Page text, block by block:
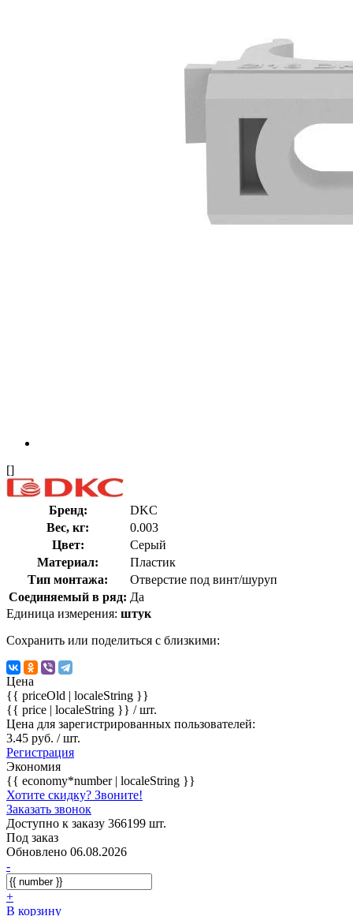
[]
Бренд:
DKC
Вес, кг:
0.003
Цвет:
Серый
Материал:
Пластик
Тип монтажа:
Отверстие под винт/шуруп
Соединяемый в ряд: Да
Единица измерения: штук
Сохранить или поделиться с близкими:
Цена
{{ priceOld | localeString }}
{{ price | localeString }} / шт.
Цена для зарегистрированных пользователей:
3.45 руб. / шт.
Регистрация
Экономия
{{ economy*number | localeString }}
Хотите скидку? Звоните!
Заказать звонок
Доступно к заказу 366199 шт.
Под заказ
Обновлено 06.08.2026
-
+
В корзину